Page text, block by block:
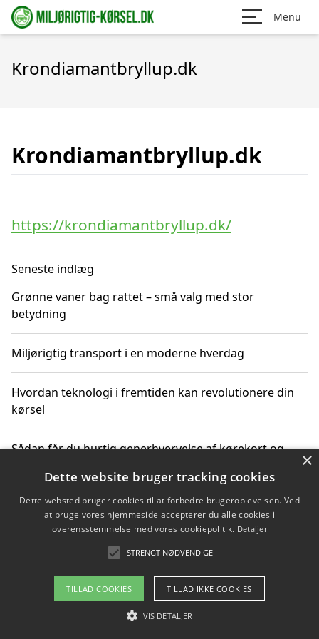
Menu
Krondiamantbryllup.dk
Krondiamantbryllup.dk
https://krondiamantbryllup.dk/
Seneste indlæg
Grønne vaner bag rattet – små valg med stor
betydning
Miljørigtig transport i en moderne hverdag
Hvordan teknologi i fremtiden kan revolutionere din
kørsel
Sådan får du hurtig generhvervelse af kørekort og
Sådan lærer du miljørigtig kørsel hos en køreskole i
Gentofte
Copyright 2026 - Pilanto Aps
Om / kontakt
×
Dette website bruger tracking cookies
Dette websted bruger cookies til at forbedre brugeroplevelsen. Ved
at bruge vores hjemmeside accepterer du alle cookies i
overensstemmelse med vores cookiepolitik. Detaljer
STRENGT NØDVENDIGE
TILLAD COOKIES TILLAD IKKE COOKIES
VIS DETALJER